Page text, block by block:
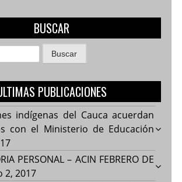
BUSCAR
PUBLICACIONES
indígenas del Cauca acuerdan
con el Ministerio de Educación
PERSONAL – ACIN FEBRERO DE
2, 2017